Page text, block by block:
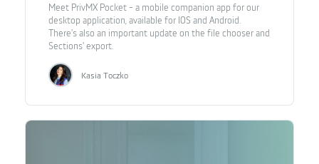
Meet PrivMX Pocket - a mobile companion app for our
desktop application, available for IOS and Android.
There's also an important update on the file chooser and
Sections' export.
Kasia Toczko